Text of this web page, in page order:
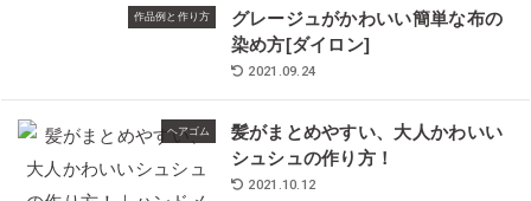
作品例と作り方
グレージュがかわいい簡単な布の
染め方[ダイロン]
2021.09.24
ヘアゴム
髪がまとめやすい、大人かわいい
シュシュの作り方！
2021.10.12